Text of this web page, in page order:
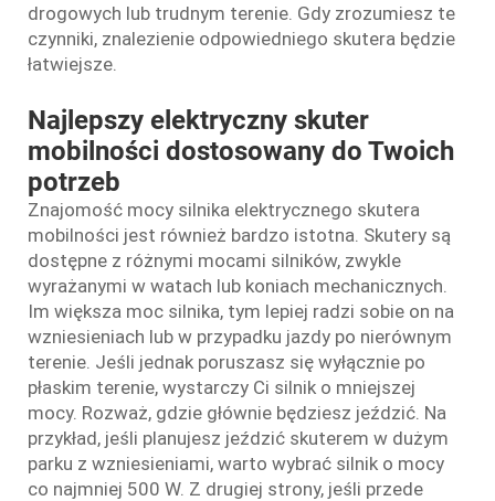
drogowych lub trudnym terenie. Gdy zrozumiesz te
czynniki, znalezienie odpowiedniego skutera będzie
łatwiejsze.
Najlepszy elektryczny skuter
mobilności dostosowany do Twoich
potrzeb
Znajomość mocy silnika elektrycznego skutera
mobilności jest również bardzo istotna. Skutery są
dostępne z różnymi mocami silników, zwykle
wyrażanymi w watach lub koniach mechanicznych.
Im większa moc silnika, tym lepiej radzi sobie on na
wzniesieniach lub w przypadku jazdy po nierównym
terenie. Jeśli jednak poruszasz się wyłącznie po
płaskim terenie, wystarczy Ci silnik o mniejszej
mocy. Rozważ, gdzie głównie będziesz jeździć. Na
przykład, jeśli planujesz jeździć skuterem w dużym
parku z wzniesieniami, warto wybrać silnik o mocy
co najmniej 500 W. Z drugiej strony, jeśli przede